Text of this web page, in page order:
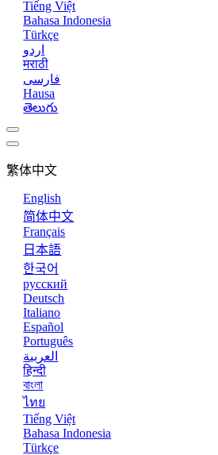
Tiếng Việt
Bahasa Indonesia
Türkçe
اردو
मराठी
فارسی
Hausa
తెలుగు
繁体中文
English
简体中文
Français
日本語
한국어
русский
Deutsch
Italiano
Español
Português
العربية
हिन्दी
বাংলা
ไทย
Tiếng Việt
Bahasa Indonesia
Türkçe